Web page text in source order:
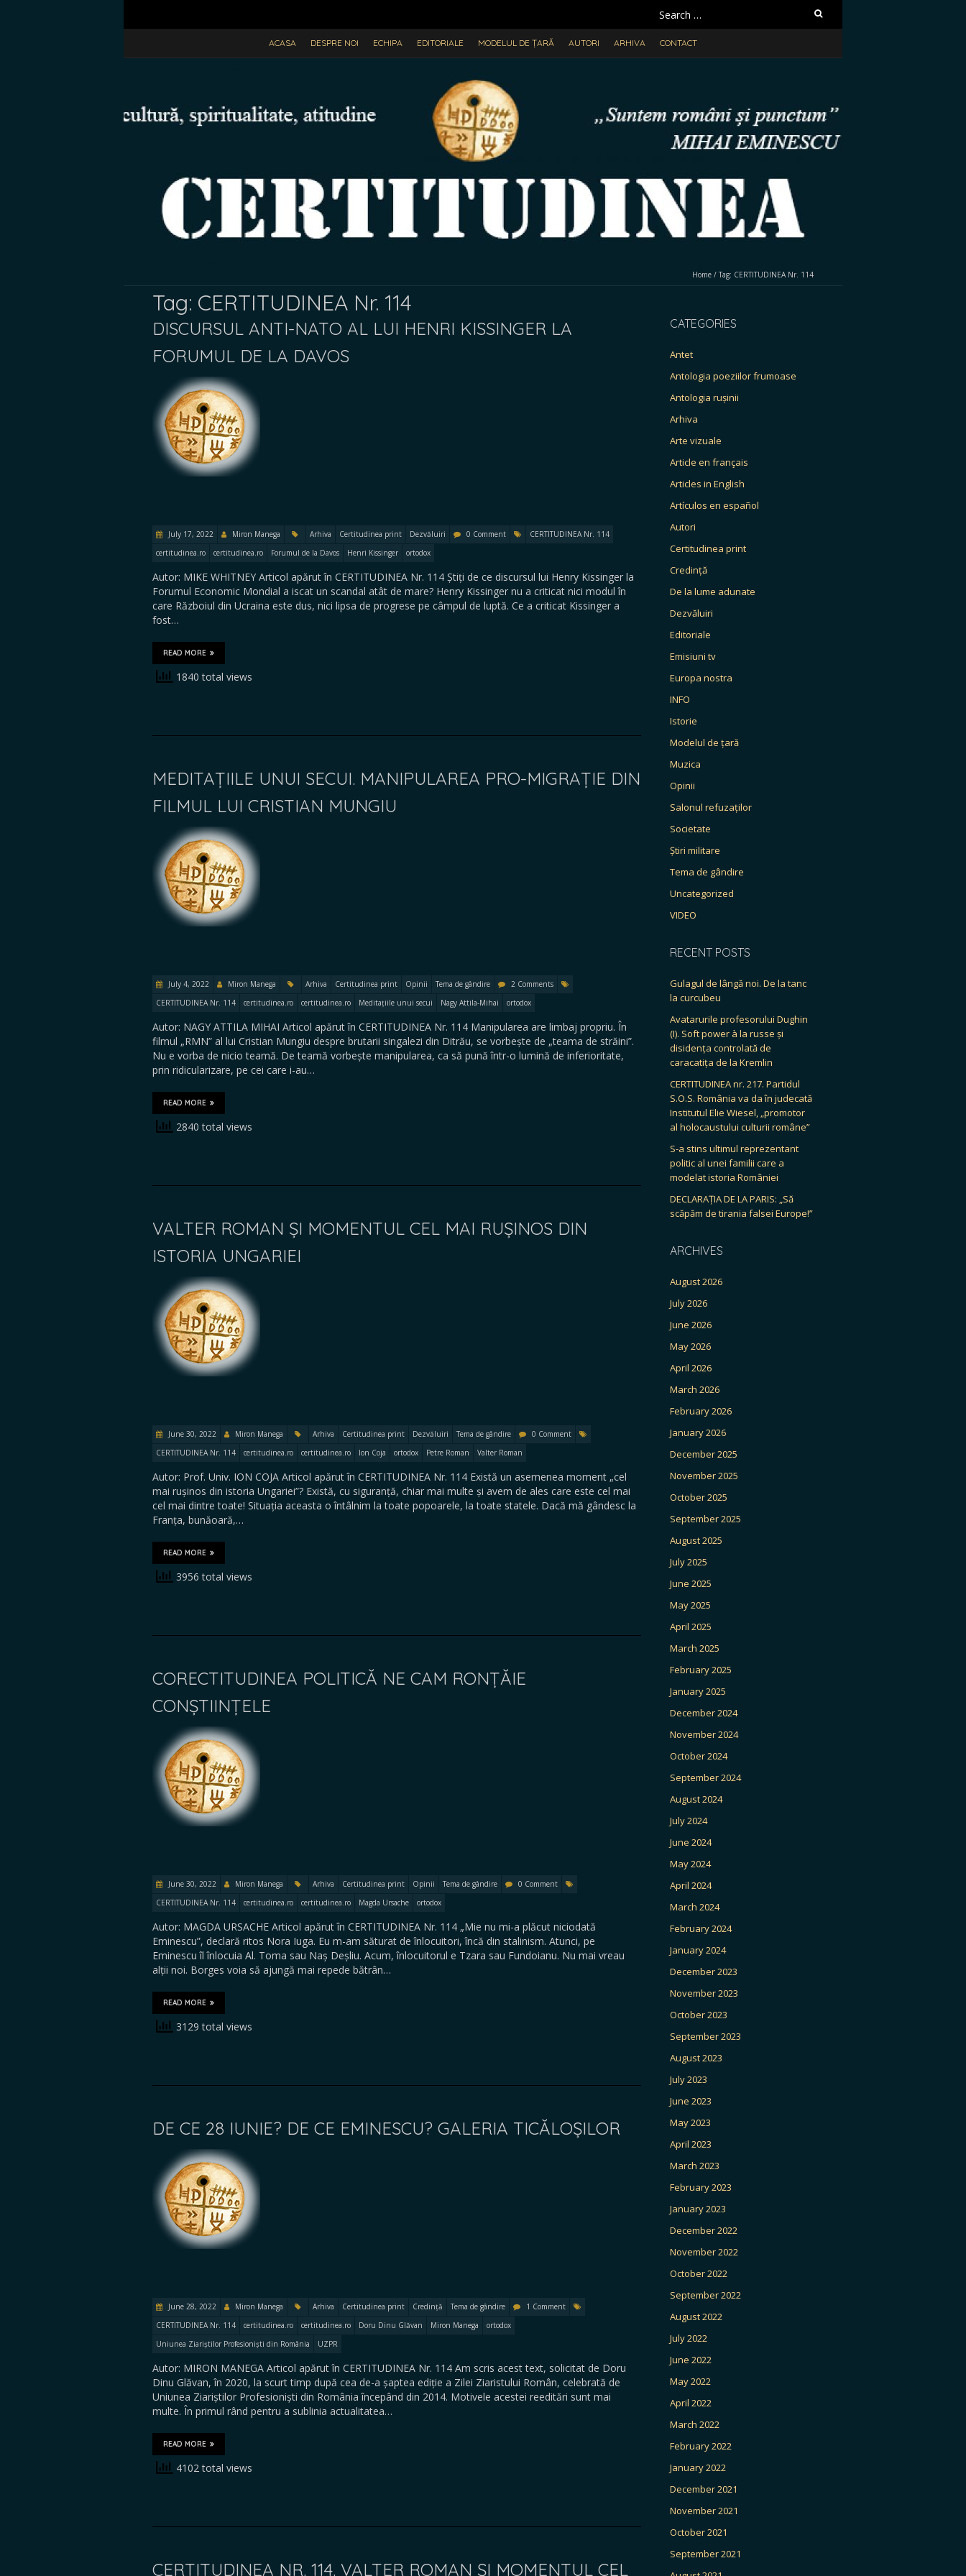
Search
for:
ACASA DESPRE NOI ECHIPA EDITORIALE MODELUL DE ȚARĂ AUTORI ARHIVA CONTACT
Home / Tag: CERTITUDINEA Nr. 114
Tag: CERTITUDINEA Nr. 114
DISCURSUL ANTI-NATO AL LUI HENRI KISSINGER LA
FORUMUL DE LA DAVOS
July 17, 2022 Miron Manega Arhiva Certitudinea print Dezvăluiri 0 Comment
CERTITUDINEA Nr. 114
certitudinea.ro
certitudinea.ro Forumul de la Davos Henri Kissinger ortodox
Autor: MIKE WHITNEY Articol apărut în CERTITUDINEA Nr. 114 Știți de ce discursul lui Henry Kissinger la
Forumul Economic Mondial a iscat un scandal atât de mare? Henry Kissinger nu a criticat nici modul în
care Războiul din Ucraina este dus, nici lipsa de progrese pe câmpul de luptă. Ce a criticat Kissinger a
fost…
READ MORE
1840 total views
MEDITAȚIILE UNUI SECUI. MANIPULAREA PRO-MIGRAȚIE DIN
FILMUL LUI CRISTIAN MUNGIU
July 4, 2022 Miron Manega Arhiva Certitudinea print Opinii Tema de gândire
2 Comments
CERTITUDINEA Nr. 114
certitudinea.ro certitudinea.ro Meditațiile unui secui Nagy Attila-Mihai ortodox
Autor: NAGY ATTILA MIHAI Articol apărut în CERTITUDINEA Nr. 114 Manipularea are limbaj propriu. În
filmul „RMN” al lui Cristian Mungiu despre brutarii singalezi din Ditrău, se vorbește de „teama de străini”.
Nu e vorba de nicio teamă. De teamă vorbește manipularea, ca să pună într-o lumină de inferioritate,
prin ridicularizare, pe cei care i-au…
READ MORE
2840 total views
VALTER ROMAN ȘI MOMENTUL CEL MAI RUȘINOS DIN
ISTORIA UNGARIEI
June 30, 2022 Miron Manega Arhiva Certitudinea print Dezvăluiri Tema de gândire
0 Comment
CERTITUDINEA Nr. 114
certitudinea.ro certitudinea.ro Ion Coja ortodox Petre Roman Valter Roman
Autor: Prof. Univ. ION COJA Articol apărut în CERTITUDINEA Nr. 114 Există un asemenea moment „cel
mai rușinos din istoria Ungariei”? Există, cu siguranță, chiar mai multe și avem de ales care este cel mai
cel mai dintre toate! Situația aceasta o întâlnim la toate popoarele, la toate statele. Dacă mă gândesc la
Franța, bunăoară,…
READ MORE
3956 total views
CORECTITUDINEA POLITICĂ NE CAM RONȚĂIE
CONȘTIINȚELE
June 30, 2022 Miron Manega Arhiva Certitudinea print Opinii Tema de gândire
0 Comment
CERTITUDINEA Nr. 114
certitudinea.ro certitudinea.ro Magda Ursache ortodox
Autor: MAGDA URSACHE Articol apărut în CERTITUDINEA Nr. 114 „Mie nu mi-a plăcut niciodată
Eminescu”, declară ritos Nora Iuga. Eu m-am săturat de înlocuitori, încă din stalinism. Atunci, pe
Eminescu îl înlocuia Al. Toma sau Naș Deșliu. Acum, înlocuitorul e Tzara sau Fundoianu. Nu mai vreau
alții noi. Borges voia să ajungă mai repede bătrân…
READ MORE
3129 total views
DE CE 28 IUNIE? DE CE EMINESCU? GALERIA TICĂLOȘILOR
June 28, 2022 Miron Manega Arhiva Certitudinea print Credință Tema de gândire
1 Comment
CERTITUDINEA Nr. 114
certitudinea.ro certitudinea.ro Doru Dinu Glăvan Miron Manega
ortodox
Uniunea Ziariștilor Profesioniști din România
UZPR
Autor: MIRON MANEGA Articol apărut în CERTITUDINEA Nr. 114 Am scris acest text, solicitat de Doru
Dinu Glăvan, în 2020, la scurt timp după cea de-a șaptea ediție a Zilei Ziaristului Român, celebrată de
Uniunea Ziariștilor Profesioniști din România începând din 2014. Motivele acestei reeditări sunt mai
multe. În primul rând pentru a sublinia actualitatea…
READ MORE
4102 total views
CERTITUDINEA NR. 114. VALTER ROMAN ȘI MOMENTUL CEL
CATEGORIES
Antet
Antologia poeziilor frumoase
Antologia rușinii
Arhiva
Arte vizuale
Article en français
Articles in English
Artículos en español
Autori
Certitudinea print
Credință
De la lume adunate
Dezvăluiri
Editoriale
Emisiuni tv
Europa nostra
INFO
Istorie
Modelul de țară
Muzica
Opinii
Salonul refuzaților
Societate
Știri militare
Tema de gândire
Uncategorized
VIDEO
RECENT POSTS
Gulagul de lângă noi. De la tanc
la curcubeu
Avatarurile profesorului Dughin
(I). Soft power à la russe și
disidența controlată de
caracatița de la Kremlin
CERTITUDINEA nr. 217. Partidul
S.O.S. România va da în judecată
Institutul Elie Wiesel, „promotor
al holocaustului culturii române”
S-a stins ultimul reprezentant
politic al unei familii care a
modelat istoria României
DECLARAȚIA DE LA PARIS: „Să
scăpăm de tirania falsei Europe!”
ARCHIVES
August 2026
July 2026
June 2026
May 2026
April 2026
March 2026
February 2026
January 2026
December 2025
November 2025
October 2025
September 2025
August 2025
July 2025
June 2025
May 2025
April 2025
March 2025
February 2025
January 2025
December 2024
November 2024
October 2024
September 2024
August 2024
July 2024
June 2024
May 2024
April 2024
March 2024
February 2024
January 2024
December 2023
November 2023
October 2023
September 2023
August 2023
July 2023
June 2023
May 2023
April 2023
March 2023
February 2023
January 2023
December 2022
November 2022
October 2022
September 2022
August 2022
July 2022
June 2022
May 2022
April 2022
March 2022
February 2022
January 2022
December 2021
November 2021
October 2021
September 2021